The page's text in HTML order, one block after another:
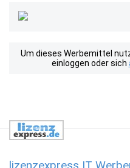
Um dieses Werbemittel
einloggen oder sich